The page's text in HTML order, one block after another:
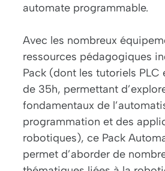
automate programmable.
Avec les nombreux
ressources pédagogiques
Pack (dont les tutoriels PLC
de 35h, permettant
fondamentaux de
programmation et des
robotiques), ce Pack
permet d’aborder de